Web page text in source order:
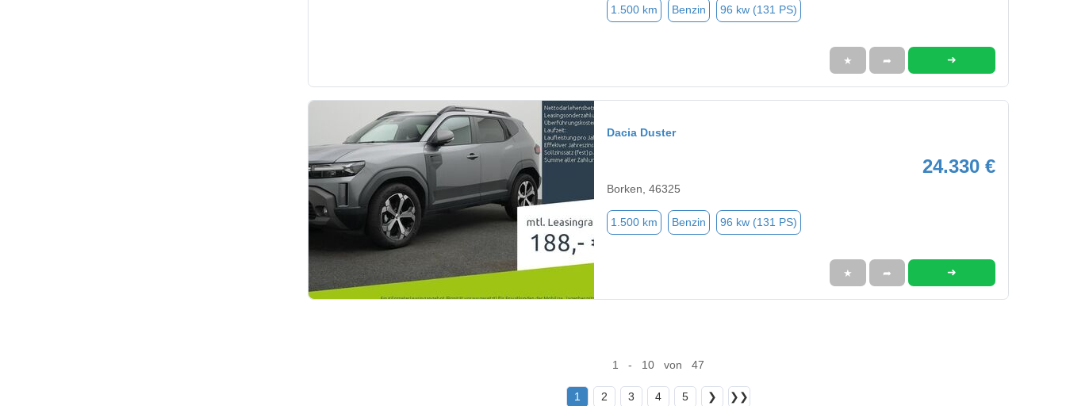
1.500 km Benzin 96 kw (131 PS)
★ ➦ ➜
Dacia Duster
24.330 €
Borken, 46325
1.500 km Benzin 96 kw (131 PS)
★ ➦ ➜
1 - 10 von 47
1 2 3 4 5 ❯ ❯❯